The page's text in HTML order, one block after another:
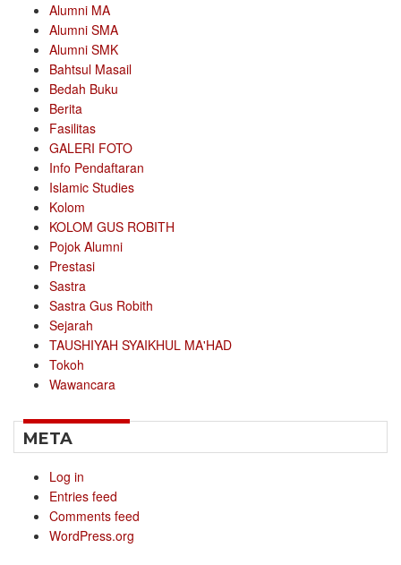
Alumni MA
Alumni SMA
Alumni SMK
Bahtsul Masail
Bedah Buku
Berita
Fasilitas
GALERI FOTO
Info Pendaftaran
Islamic Studies
Kolom
KOLOM GUS ROBITH
Pojok Alumni
Prestasi
Sastra
Sastra Gus Robith
Sejarah
TAUSHIYAH SYAIKHUL MA'HAD
Tokoh
Wawancara
META
Log in
Entries feed
Comments feed
WordPress.org